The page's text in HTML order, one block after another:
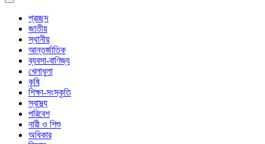
Toggle
navigation
প্রচ্ছদ
জাতীয়
স্থানীয়
আন্তর্জাতিক
ব্যবসা-বাণিজ্য
খেলাধুলা
কৃষি
শিক্ষা-সংস্কৃতি
স্বাস্থ্য
পরিবেশ
নারী ও শিশু
অধিকার